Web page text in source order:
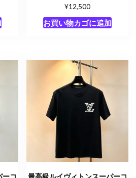
¥12,500
お買い物カゴに追加